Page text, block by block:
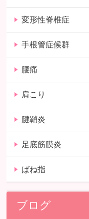
変形性脊椎症
手根管症候群
腰痛
肩こり
腱鞘炎
足底筋膜炎
ばね指
ブログ